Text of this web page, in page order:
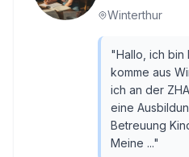
Winterthur
"Hallo, ich bin
komme aus
ich an der
eine
Betreuung
Meine ..."